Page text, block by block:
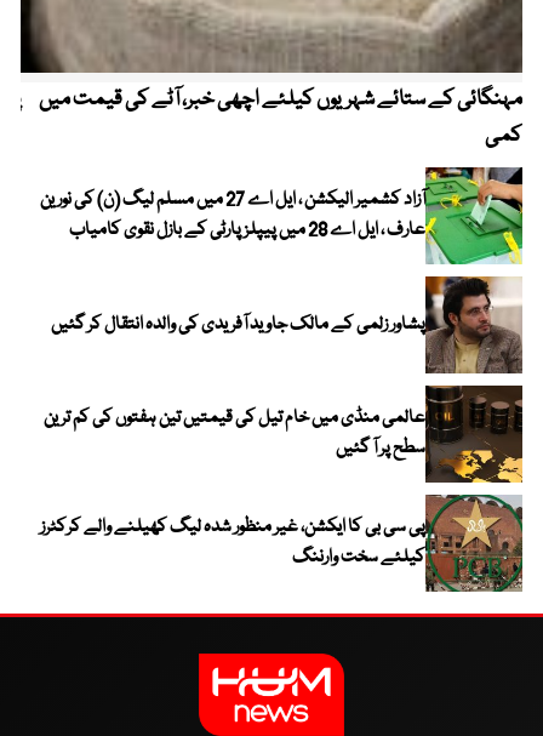
مہنگائی کے ستائے شہریوں کیلئے اچھی خبر، آٹے کی قیمت میں
کمی
آزاد کشمیر الیکشن ، ایل اے 27 میں مسلم لیگ (ن) کی نورین
عارف ، ایل اے 28 میں پیپلز پارٹی کے بازل نقوی کامیاب
پشاور زلمی کے مالک جاوید آفریدی کی والدہ انتقال کر گئیں
عالمی منڈی میں خام تیل کی قیمتیں تین ہفتوں کی کم ترین
سطح پر آ گئیں
پی سی بی کا ایکشن، غیر منظور شدہ لیگ کھیلنے والے کرکٹرز
کیلئے سخت وارننگ